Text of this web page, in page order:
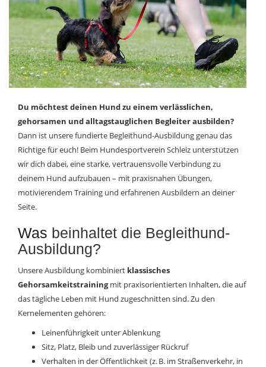
Du möchtest deinen Hund zu einem verlässlichen,
gehorsamen und alltagstauglichen Begleiter ausbilden?
Dann ist unsere fundierte Begleithund-Ausbildung genau das
Richtige für euch! Beim Hundesportverein Schleiz unterstützen
wir dich dabei, eine starke, vertrauensvolle Verbindung zu
deinem Hund aufzubauen – mit praxisnahen Übungen,
motivierendem Training und erfahrenen Ausbildern an deiner
Seite.
Was beinhaltet die Begleithund-
Ausbildung?
Unsere Ausbildung kombiniert klassisches
Gehorsamkeitstrainingmit praxisorientierten Inhalten, die auf
das tägliche Leben mit Hund zugeschnitten sind. Zu den
Kernelementen gehören:
Leinenführigkeit unter Ablenkung
Sitz, Platz, Bleib und zuverlässiger Rückruf
Verhalten in der Öffentlichkeit (z. B. im Straßenverkehr, in